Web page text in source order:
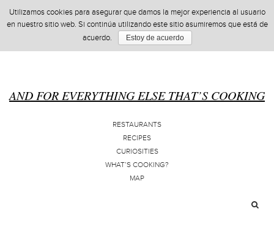
AND FOR EVERYTHING ELSE THAT’S COOKING
RESTAURANTS
RECIPES
CURIOSITIES
WHAT’S COOKING?
MAP
Utilizamos cookies para asegurar que damos la mejor experiencia al usuario
en nuestro sitio web. Si continúa utilizando este sitio asumiremos que está de
acuerdo.
Estoy de acuerdo